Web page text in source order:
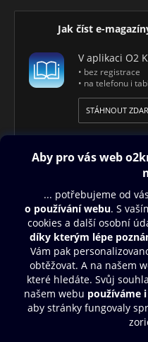
Jak číst e-
V aplikaci O2
• bez registrace
• na telefonu i
STÁHNOUT
Obsah ke stažení
Moje O2 Knihovna
Další zábava
© O2 Czech Republic a.s.